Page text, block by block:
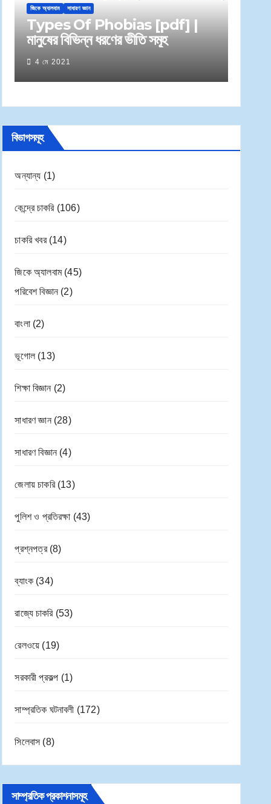
জিকে অ্যালবাম সাধারণ জ্ঞান
Types Of Phobias [pdf] |
মানুষের বিভিন্ন ধরণের ভীতি সমূহ
4 মে 2021
বিভাগসমূহ
অন্যান্য (1)
কেন্দ্রে চাকরি(106)
চাকরি খবর(14)
জিকে অ্যালবাম(45)
পরিবেশ বিজ্ঞান(2)
বাংলা(2)
ভূগোল(13)
শিক্ষা বিজ্ঞান (2)
সাধারণ জ্ঞান(28)
সাধারণ বিজ্ঞান(4)
জেলায় চাকরি(13)
পুলিশ ও প্রতিরক্ষা (43)
প্রশ্নপত্র(8)
ব্যাংক(34)
রাজ্যে চাকরি(53)
রেলওয়ে (19)
সরকারী প্রকল্প (1)
সাম্প্রতিক ঘটনাবলী (172)
সিলেবাস (8)
সাম্প্রতিক প্রকাশনাসমূহ